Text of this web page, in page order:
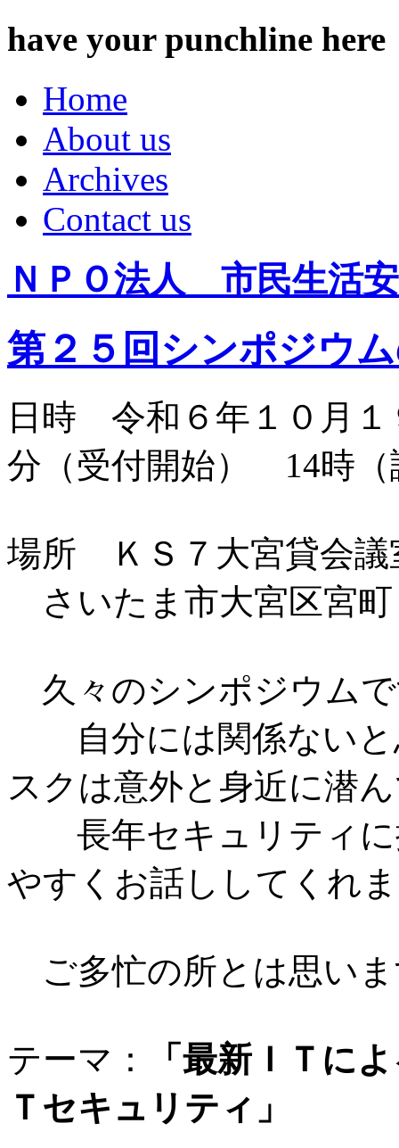
have your punchline here
Home
About us
Archives
Contact us
ＮＰＯ法人 市民生活
第２５回シンポジウ
日時 令和６年１０月
分（受付開始） 14時（
場所 ＫＳ７大宮貸会議
さいたま市大宮区宮
久々のシンポジウム
自分には関係ないと
スクは意外と身近に潜
長年セキュリティに
やすくお話ししてくれ
ご多忙の所とは思い
テーマ：
「最新ＩＴに
Ｔセキュリティ」